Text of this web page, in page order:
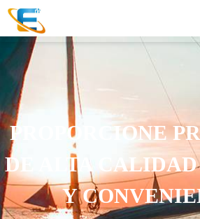
PROPORCIONE
DE ALTA CALIDAD
Y